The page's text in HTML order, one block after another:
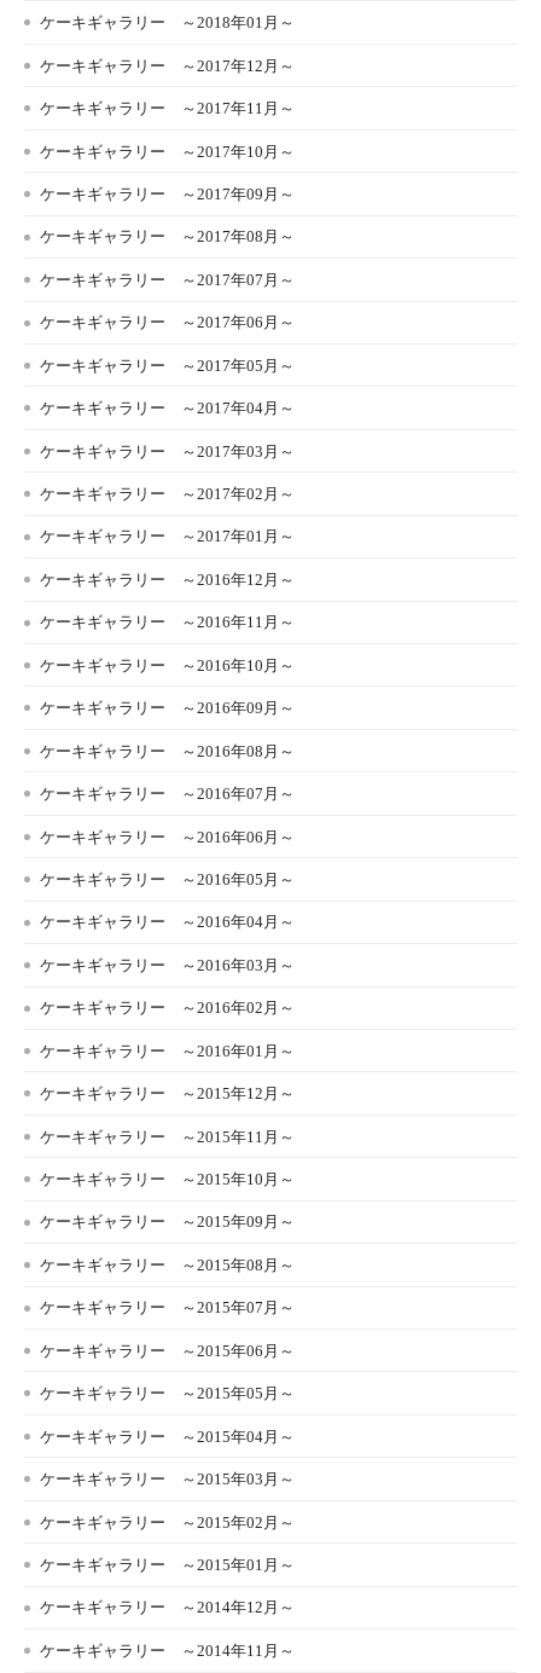
ケーキギャラリー ～2018年01月～
ケーキギャラリー ～2017年12月～
ケーキギャラリー ～2017年11月～
ケーキギャラリー ～2017年10月～
ケーキギャラリー ～2017年09月～
ケーキギャラリー ～2017年08月～
ケーキギャラリー ～2017年07月～
ケーキギャラリー ～2017年06月～
ケーキギャラリー ～2017年05月～
ケーキギャラリー ～2017年04月～
ケーキギャラリー ～2017年03月～
ケーキギャラリー ～2017年02月～
ケーキギャラリー ～2017年01月～
ケーキギャラリー ～2016年12月～
ケーキギャラリー ～2016年11月～
ケーキギャラリー ～2016年10月～
ケーキギャラリー ～2016年09月～
ケーキギャラリー ～2016年08月～
ケーキギャラリー ～2016年07月～
ケーキギャラリー ～2016年06月～
ケーキギャラリー ～2016年05月～
ケーキギャラリー ～2016年04月～
ケーキギャラリー ～2016年03月～
ケーキギャラリー ～2016年02月～
ケーキギャラリー ～2016年01月～
ケーキギャラリー ～2015年12月～
ケーキギャラリー ～2015年11月～
ケーキギャラリー ～2015年10月～
ケーキギャラリー ～2015年09月～
ケーキギャラリー ～2015年08月～
ケーキギャラリー ～2015年07月～
ケーキギャラリー ～2015年06月～
ケーキギャラリー ～2015年05月～
ケーキギャラリー ～2015年04月～
ケーキギャラリー ～2015年03月～
ケーキギャラリー ～2015年02月～
ケーキギャラリー ～2015年01月～
ケーキギャラリー ～2014年12月～
ケーキギャラリー ～2014年11月～